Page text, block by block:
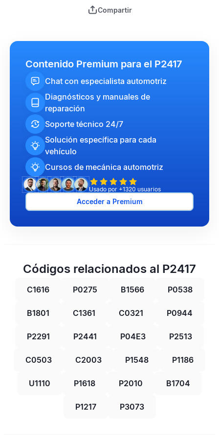
Compartir
Contenido Premium para el P2417
Chat con especialista automotriz
Diagnósticos y manuales de
reparación
Soporte técnico 24/7
Solución específica para cada
vehículo
Cursos de mecánica automotriz
Usado por +1320 usuarios
Acceder a Premium
Códigos relacionados al P2417
C1616 P0275 B1566 P0538
B1801 C1361 C0321 P0944
P2291 P2441 P04E3 P2513
C0503 C2003 P1548 P1186
U1110 P1618 P2010 B1704
P1217 P3073